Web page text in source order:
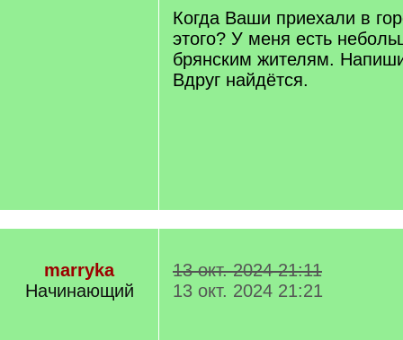
Когда Ваши приехали в
этого? У меня есть
брянским жителям.
Вдруг найдётся.
marryka
Начинающий
13 окт. 2024 21:11
13 окт. 2024 21:21